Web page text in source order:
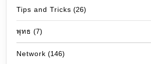
Tips and Tricks (26)
พุทธ (7)
Network (146)